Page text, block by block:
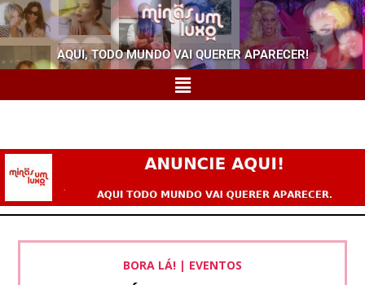
AQUI, TODO MUNDO VAI QUERER APARECER!
BORA LÁ! | EVENTOS